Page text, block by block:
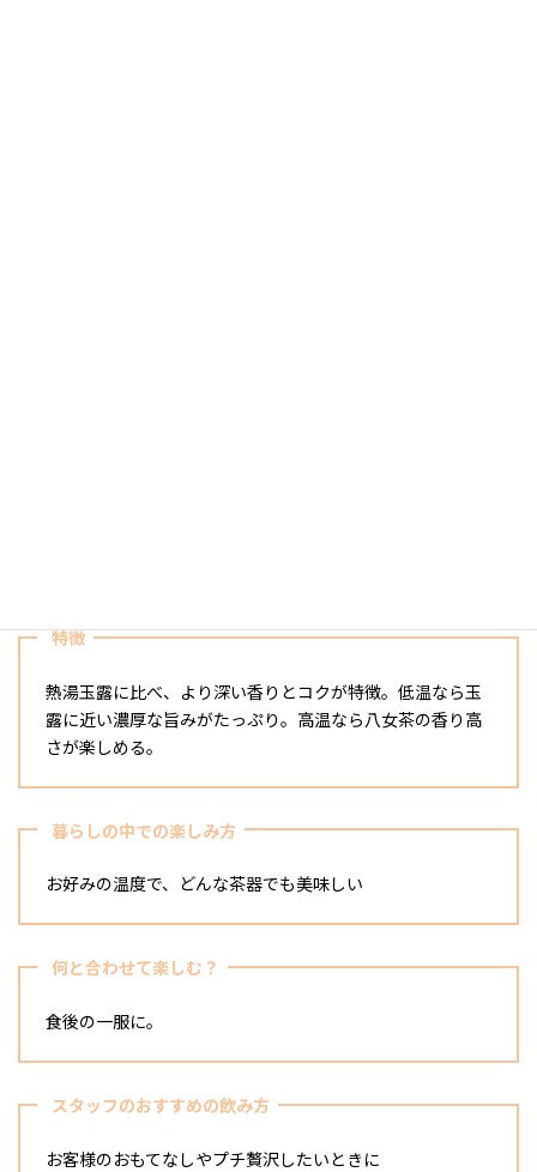
特徴
熱湯玉露に比べ、より深い香りとコクが特徴。低温なら玉
露に近い濃厚な旨みがたっぷり。高温なら八女茶の香り高
さが楽しめる。
暮らしの中での楽しみ方
お好みの温度で、どんな茶器でも美味しい
何と合わせて楽しむ？
食後の一服に。
スタッフのおすすめの飲み方
お客様のおもてなしやプチ贅沢したいときに